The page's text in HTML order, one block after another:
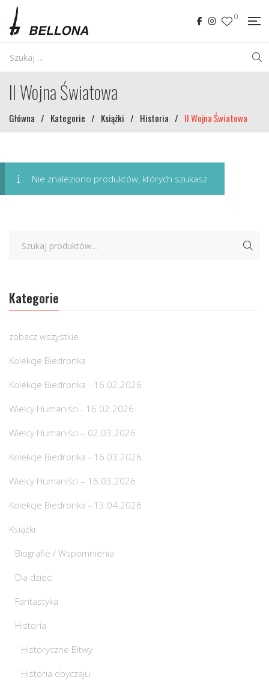
0
II Wojna Światowa
Główna / Kategorie / Książki / Historia / II Wojna Światowa
Nie znaleziono produktów, których szukasz.
Kategorie
zobacz wszystkie
Kolekcje Biedronka
Kolekcje Biedronka - 16.02.2026
Wielcy Humaniści - 16.02.2026
Wielcy Humaniści – 02.03.2026
Kolekcje Biedronka - 16.03.2026
Wielcy Humaniści – 16.03.2026
Kolekcje Biedronka - 13.04.2026
Książki
Biografie / Wspomnienia
Dla dzieci
Fantastyka
Historia
Historyczne Bitwy
Historia obyczaju